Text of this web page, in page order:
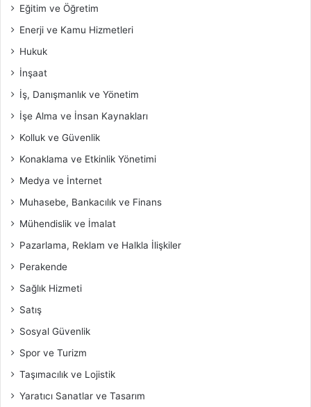
Eğitim ve Öğretim
Enerji ve Kamu Hizmetleri
Hukuk
İnşaat
İş, Danışmanlık ve Yönetim
İşe Alma ve İnsan Kaynakları
Kolluk ve Güvenlik
Konaklama ve Etkinlik Yönetimi
Medya ve İnternet
Muhasebe, Bankacılık ve Finans
Mühendislik ve İmalat
Pazarlama, Reklam ve Halkla İlişkiler
Perakende
Sağlık Hizmeti
Satış
Sosyal Güvenlik
Spor ve Turizm
Taşımacılık ve Lojistik
Yaratıcı Sanatlar ve Tasarım